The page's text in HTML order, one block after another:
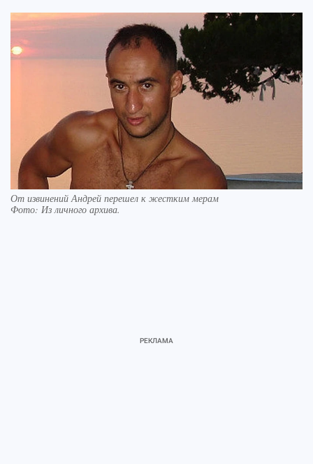
От извинений Андрей перешел к жестким мерам
Фото: Из личного архива.